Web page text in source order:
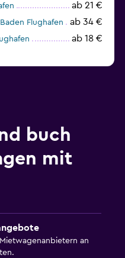
ab 21 €
Flughafen ab 34 €
ab 18 €
buch
mit
an